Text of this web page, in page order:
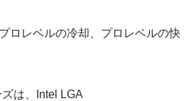
ロレベルの冷却、プロレベルの快
は、Intel LGA